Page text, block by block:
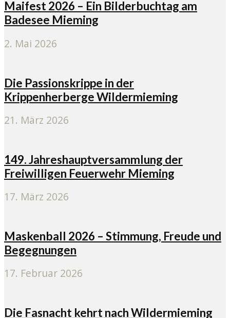
Maifest 2026 – Ein Bilderbuchtag am
Badesee Mieming
2. Mai 2026
Die Passionskrippe in der
Krippenherberge Wildermieming
21. März 2026
149. Jahreshauptversammlung der
Freiwilligen Feuerwehr Mieming
17. März 2026
Maskenball 2026 – Stimmung, Freude und
Begegnungen
17. Februar 2026
Die Fasnacht kehrt nach Wildermieming